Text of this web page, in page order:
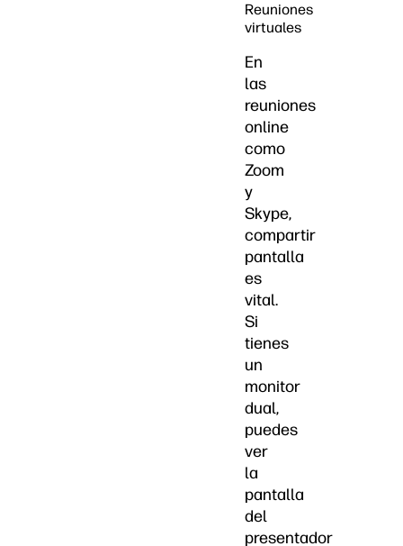
Reuniones
virtuales
En
las
reuniones
online
como
Zoom
y
Skype,
compartir
pantalla
es
vital.
Si
tienes
un
monitor
dual,
puedes
ver
la
pantalla
del
presentador